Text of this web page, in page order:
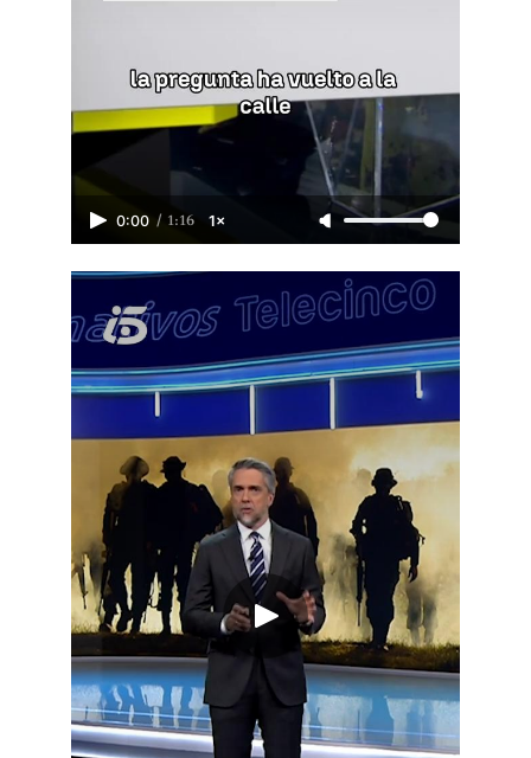
0:00 / 1:16 1×